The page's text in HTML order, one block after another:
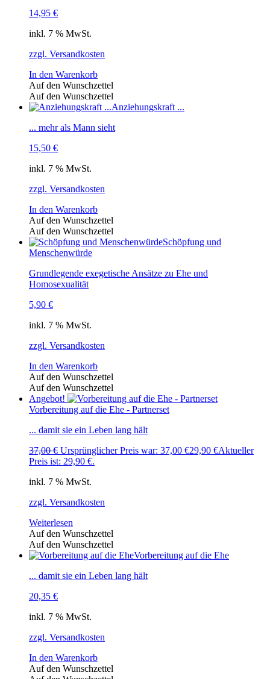
14,95 €
inkl. 7 % MwSt.
zzgl. Versandkosten
In den Warenkorb
Auf den Wunschzettel
Auf den Wunschzettel
Anziehungskraft ...
... mehr als Mann sieht
15,50 €
inkl. 7 % MwSt.
zzgl. Versandkosten
In den Warenkorb
Auf den Wunschzettel
Auf den Wunschzettel
Schöpfung und
Menschenwürde
Grundlegende exegetische Ansätze zu Ehe und
Homosexualität
5,90 €
inkl. 7 % MwSt.
zzgl. Versandkosten
In den Warenkorb
Auf den Wunschzettel
Auf den Wunschzettel
Angebot!
Vorbereitung auf die Ehe - Partnerset
... damit sie ein Leben lang hält
37,00€ Ursprünglicher Preis war: 37,00 €29,90 €Aktueller
Preis ist: 29,90 €.
inkl. 7 % MwSt.
zzgl. Versandkosten
Weiterlesen
Auf den Wunschzettel
Auf den Wunschzettel
Vorbereitung auf die Ehe
... damit sie ein Leben lang hält
20,35 €
inkl. 7 % MwSt.
zzgl. Versandkosten
In den Warenkorb
Auf den Wunschzettel